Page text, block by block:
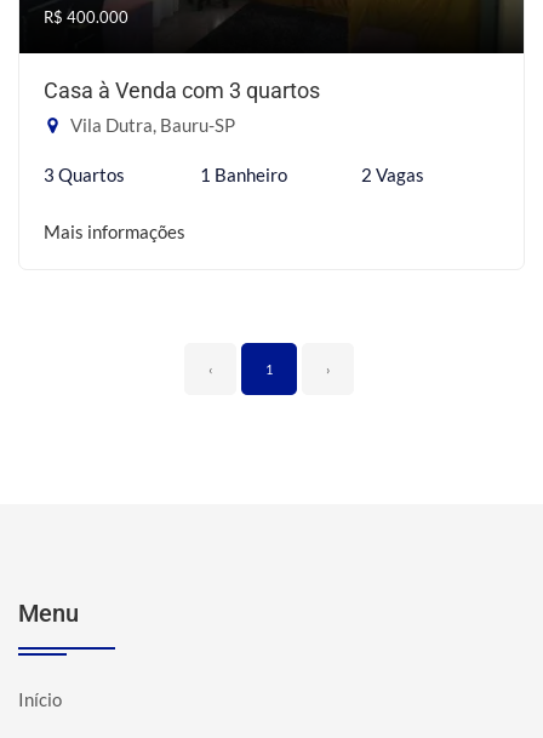
R$ 400.000
Casa à Venda com 3 quartos
Vila Dutra, Bauru-SP
3 Quartos 1 Banheiro 2 Vagas
Mais informações
‹ 1 ›
Menu
Início